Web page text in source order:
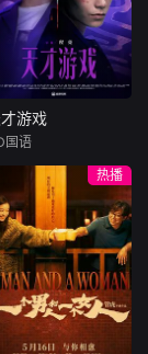
妹免于遭遇比死亡
更惨烈的命运，被
迫卷入一场暴力而
高风险的竞赛。
天才游戏
李蔓瑄
穷途末路的天才少
年刘全龙（彭昱畅
饰），被偏执富家
公子陈伦（丁禹兮
饰）选中，被迫踏
入一场为他量身打
造的“换命游戏”。
游戏
国语
热播